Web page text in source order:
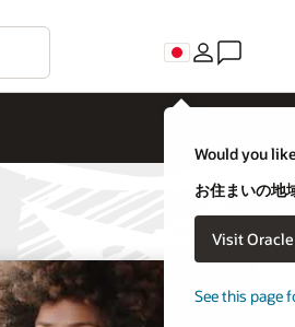
Would you
お住まいの地
Visit
See this page